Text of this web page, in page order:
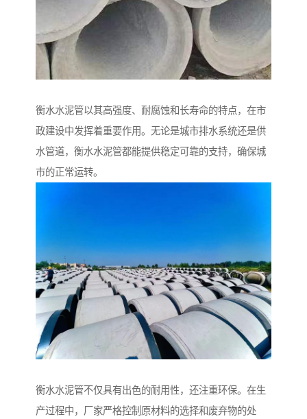
衡水水泥管以其高强度、耐腐蚀和长寿命的特点，在市
政建设中发挥着重要作用。无论是城市排水系统还是供
水管道，衡水水泥管都能提供稳定可靠的支持，确保城
市的正常运转。
衡水水泥管不仅具有出色的耐用性，还注重环保。在生
产过程中，厂家严格控制原材料的选择和废弃物的处